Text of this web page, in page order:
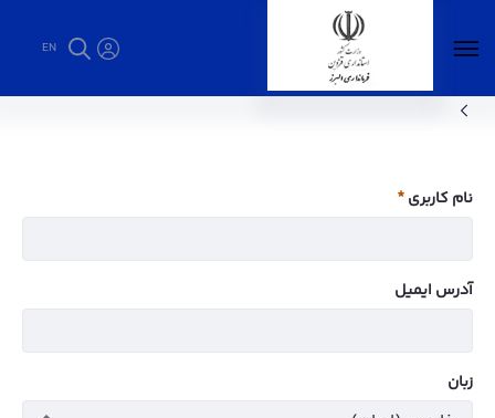
EN
انتصابات - فرمانداری البرز
نام کاربری
ضروری
آدرس ایمیل
زبان